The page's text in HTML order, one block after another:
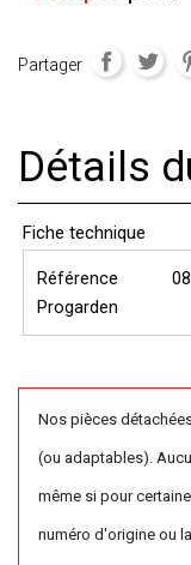
Partager
Détails
Fiche technique
Référence
Progarden
Nos pièces
(ou adaptables).
même si pour
numéro d'origine ou